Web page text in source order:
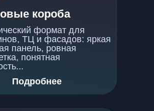
короба
формат для
ТЦ и фасадов: яркая
панель, ровная
понятная
Подробнее